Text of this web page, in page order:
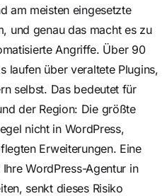
am meisten eingesetzte
und genau das macht es zu
Angriffe. Über 90
laufen über veraltete Plugins,
selbst. Das bedeutet für
der Region: Die größte
nicht in WordPress,
Erweiterungen. Eine
WordPress-Agentur in
senkt dieses Risiko